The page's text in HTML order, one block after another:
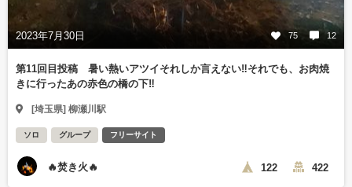
2023年7月30日 75 12
第11回目投稿 暑い熱いアツイそれしか言えない‼️それでも、お肉焼
きに行ったあの赤色の橋の下‼️
[埼玉県] 柳瀬川駅
ソロ グループ フリーサイト
🔥焚き火🔥 122 422